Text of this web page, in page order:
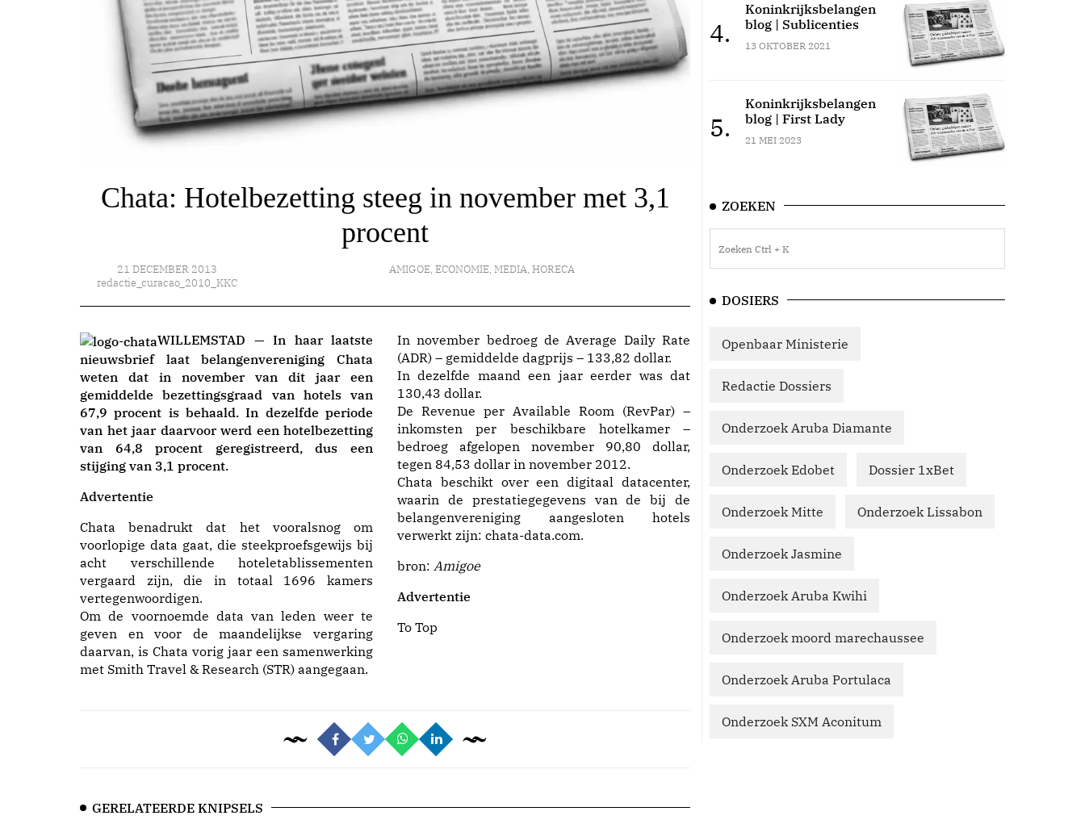
Chata: Hotelbezetting steeg in november met 3,1
procent
21 DECEMBER 2013
redactie_curacao_2010_KKC
AMIGOE, ECONOMIE, MEDIA, HORECA
WILLEMSTAD — In haar laatste
nieuwsbrief laat belangenvereniging Chata
weten dat in november van dit jaar een
gemiddelde bezettingsgraad van hotels van
67,9 procent is behaald. In dezelfde periode
van het jaar daarvoor werd een hotelbezetting
van 64,8 procent geregistreerd, dus een
stijging van 3,1 procent.
Advertentie
Chata benadrukt dat het vooralsnog om
voorlopige data gaat, die steekproefsgewijs bij
acht verschillende hoteletablissementen
vergaard zijn, die in totaal 1696 kamers
vertegenwoordigen.
Om de voornoemde data van leden weer te
geven en voor de maandelijkse vergaring
daarvan, is Chata vorig jaar een samenwerking
met Smith Travel & Research (STR) aangegaan.
In november bedroeg de Average Daily Rate
(ADR) – gemiddelde dagprijs – 133,82 dollar.
In dezelfde maand een jaar eerder was dat
130,43 dollar.
De Revenue per Available Room (RevPar) –
inkomsten per beschikbare hotelkamer –
bedroeg afgelopen november 90,80 dollar,
tegen 84,53 dollar in november 2012.
Chata beschikt over een digitaal datacenter,
waarin de prestatiegegevens van de bij de
belangenvereniging aangesloten hotels
verwerkt zijn: chata-data.com.
bron: Amigoe
Advertentie
To Top
GERELATEERDE KNIPSELS
4.
Koninkrijksbelangen
blog | Sublicenties
13 OKTOBER 2021
5.
Koninkrijksbelangen
blog | First Lady
21 MEI 2023
ZOEKEN
DOSIERS
Openbaar Ministerie
Redactie Dossiers
Onderzoek Aruba Diamante
Onderzoek Edobet Dossier 1xBet
Onderzoek Mitte Onderzoek Lissabon
Onderzoek Jasmine
Onderzoek Aruba Kwihi
Onderzoek moord marechaussee
Onderzoek Aruba Portulaca
Onderzoek SXM Aconitum